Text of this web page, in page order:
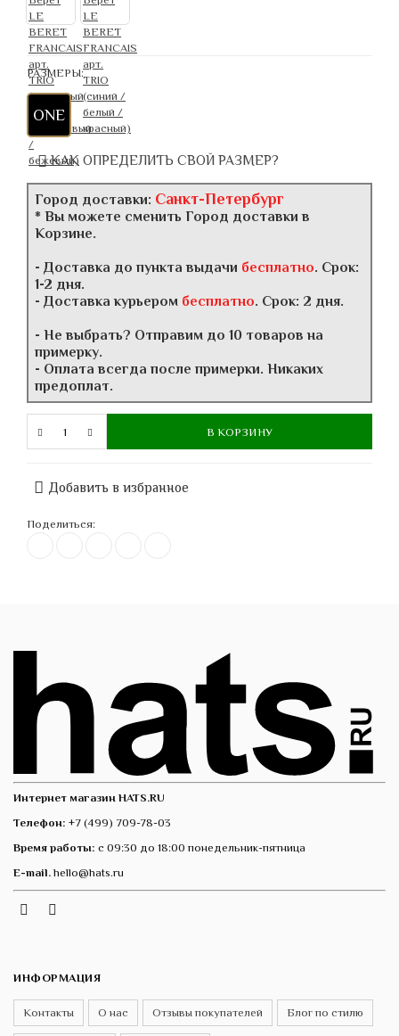
РАЗМЕРЫ:
ONE
КАК ОПРЕДЕЛИТЬ СВОЙ РАЗМЕР?
Город доставки: Санкт-Петербург
* Вы можете сменить Город доставки в
Корзине.
- Доставка до пункта выдачи бесплатно. Срок:
1-2 дня.
- Доставка курьером бесплатно. Срок: 2 дня.
- Не выбрать? Отправим до 10 товаров на
примерку.
- Оплата всегда после примерки. Никаких
предоплат.
В КОРЗИНУ
Добавить в избранное
Поделиться:
Интернет магазин HATS.RU
Телефон: +7 (499) 709-78-03
Время работы: с 09:30 до 18:00 понедельник-пятница
E-mail. hello@hats.ru
Instagram
ИНФОРМАЦИЯ
Контакты О нас Отзывы покупателей Блог по стилю